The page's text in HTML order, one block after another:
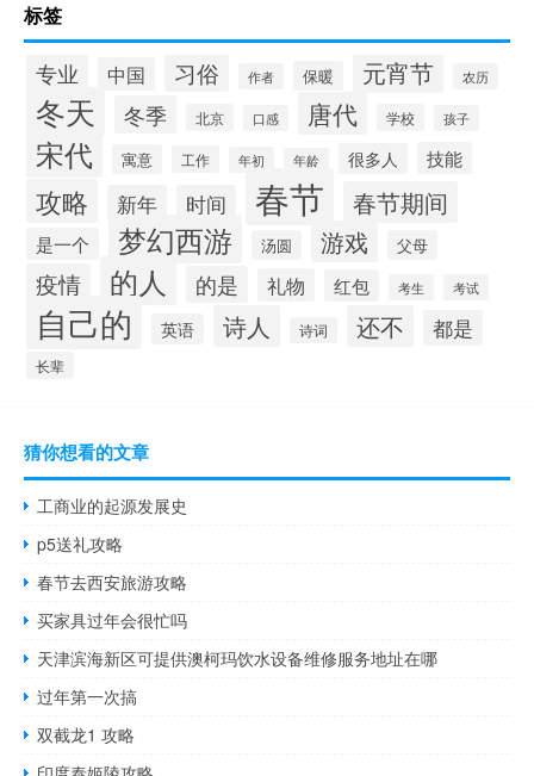
标签
专业 中国 习俗 作者 保暖 元宵节 农历
冬天 冬季 北京 口感 唐代 学校 孩子
宋代 寓意 工作 年初 年龄 很多人 技能
攻略 新年 时间 春节 春节期间
是一个 梦幻西游 汤圆 游戏 父母
疫情 的人 的是 礼物 红包 考生 考试
自己的 英语 诗人 诗词 还不 都是
长辈
猜你想看的文章
工商业的起源发展史
p5送礼攻略
春节去西安旅游攻略
买家具过年会很忙吗
天津滨海新区可提供澳柯玛饮水设备维修服务地址在哪
过年第一次搞
双截龙1 攻略